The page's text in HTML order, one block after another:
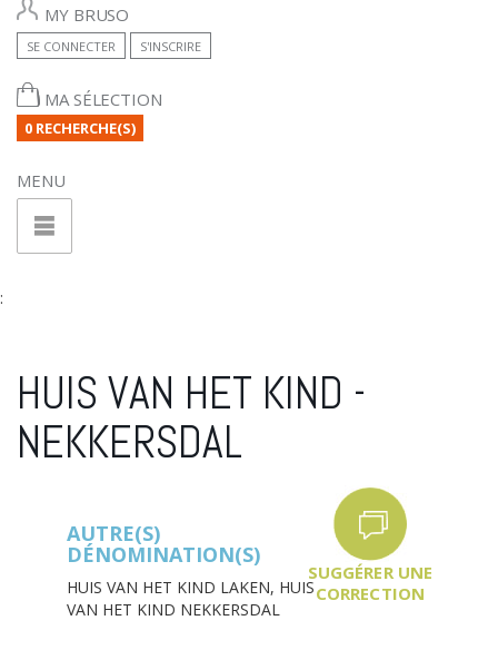
MY BRUSO
SE CONNECTER S'INSCRIRE
MA SÉLECTION
0 RECHERCHE(S)
MENU
:
HUIS VAN HET KIND -
NEKKERSDAL
AUTRE(S)
DÉNOMINATION(S)
HUIS VAN HET KIND LAKEN, HUIS
VAN HET KIND NEKKERSDAL
SUGGÉRER UNE
CORRECTION